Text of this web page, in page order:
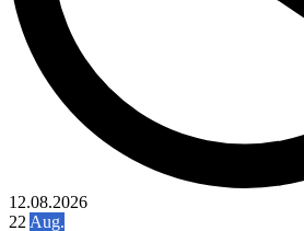
12.08.2026
22Aug.